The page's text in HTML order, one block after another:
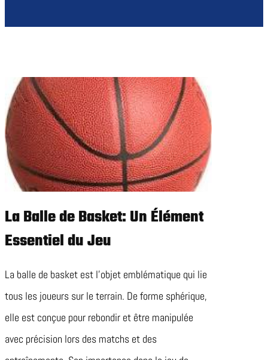
La Balle de Basket: Un Élément
Essentiel du Jeu
La balle de basket est l’objet emblématique qui lie
tous les joueurs sur le terrain. De forme sphérique,
elle est conçue pour rebondir et être manipulée
avec précision lors des matchs et des